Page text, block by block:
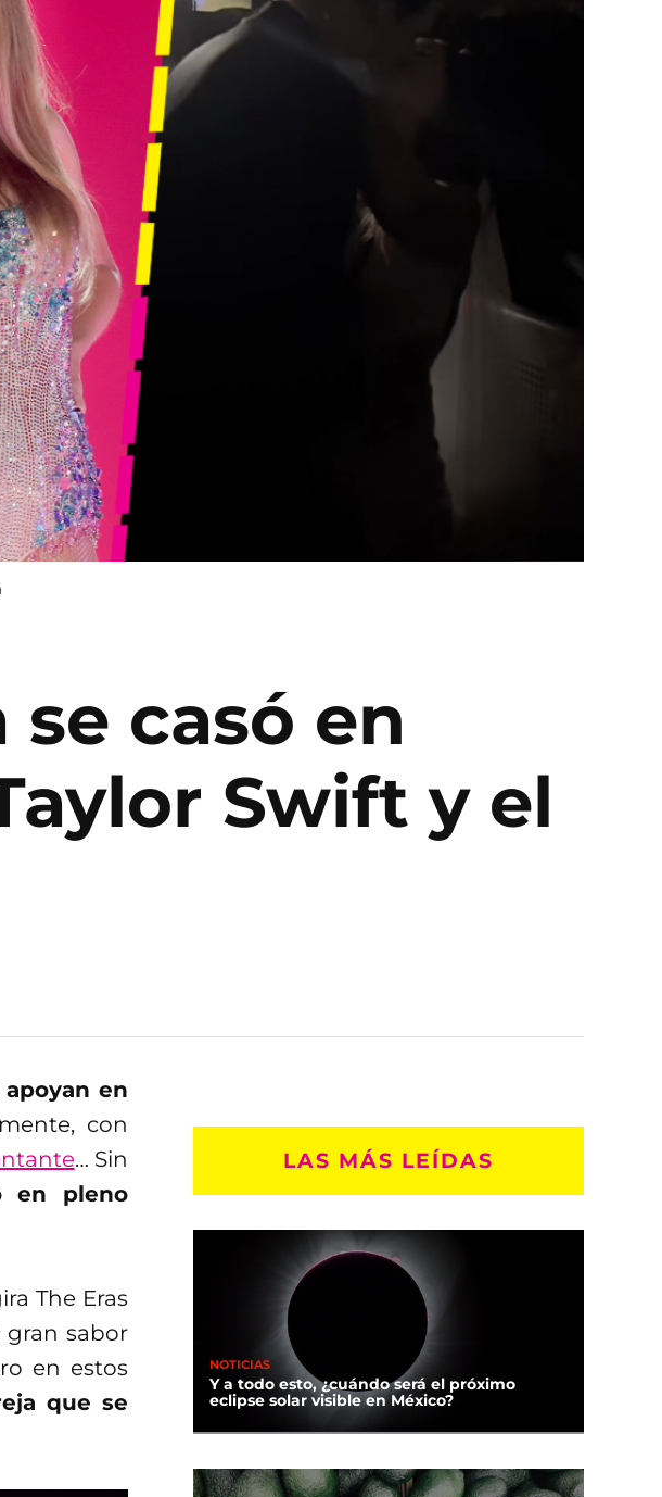
se casó en
Swift y el
en
con
… Sin
en pleno
The Eras
sabor
en estos
que se
LAS MÁS LEÍDAS
NOTICIAS
Y a todo esto, ¿cuándo será el próximo
eclipse solar visible en México?